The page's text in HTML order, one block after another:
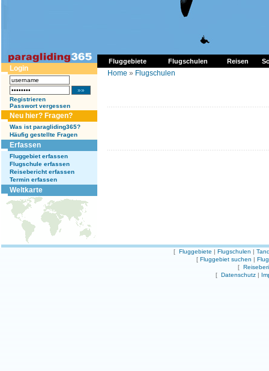
Fluggebiete Flugschulen Reisen
Login
Registrieren
Passwort vergessen
Neu hier? Fragen?
Was ist paragliding365?
Häufig gestellte Fragen
Erfassen
Fluggebiet erfassen
Flugschule erfassen
Reisebericht erfassen
Termin erfassen
Weltkarte
Home » Flugschulen
[ Fluggebiete | Flugschulen |
[ Fluggebiet suchen |
[
[ Datenschutz |